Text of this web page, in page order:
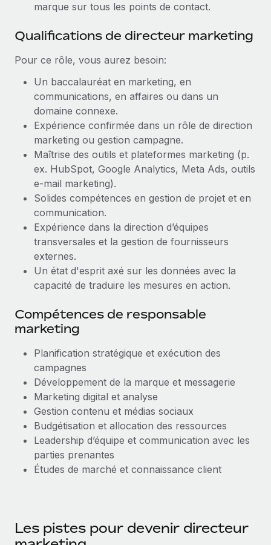
En savoir plus
marque sur tous les points de contact.
Qualifications de directeur marketing
Pour ce rôle, vous aurez besoin:
Un baccalauréat en marketing, en
communications, en affaires ou dans un
domaine connexe.
Expérience confirmée dans un rôle de direction
marketing ou gestion campagne.
Maîtrise des outils et plateformes marketing (p.
ex. HubSpot, Google Analytics, Meta Ads, outils
e-mail marketing).
Solides compétences en gestion de projet et en
communication.
Expérience dans la direction d’équipes
transversales et la gestion de fournisseurs
externes.
Un état d'esprit axé sur les données avec la
capacité de traduire les mesures en action.
Compétences de responsable
marketing
Planification stratégique et exécution des
campagnes
Développement de la marque et messagerie
Marketing digital et analyse
Gestion contenu et médias sociaux
Budgétisation et allocation des ressources
Leadership d’équipe et communication avec les
parties prenantes
Études de marché et connaissance client
Les pistes pour devenir directeur